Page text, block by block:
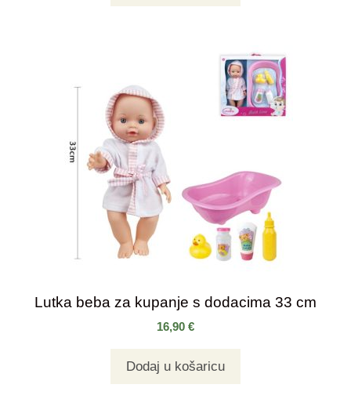
Lutka beba za kupanje s dodacima 33 cm
16,90 €
Dodaj u košaricu